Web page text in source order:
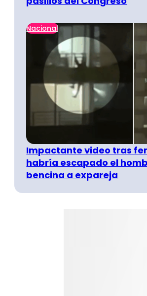
Nacional
Impactante video tras
habría escapado el
bencina a expareja